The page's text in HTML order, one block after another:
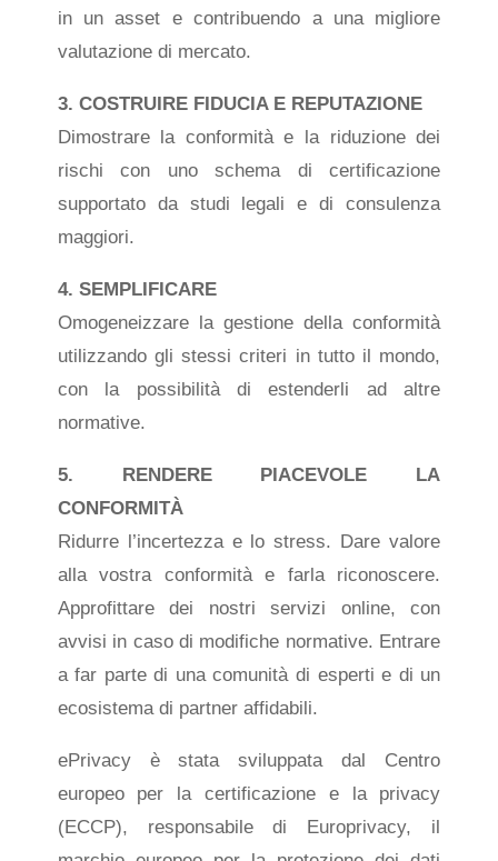
in un asset e contribuendo a una migliore
valutazione di mercato.
3. COSTRUIRE FIDUCIA E REPUTAZIONE
Dimostrare la conformità e la riduzione dei
rischi con uno schema di certificazione
supportato da studi legali e di consulenza
maggiori.
4. SEMPLIFICARE
Omogeneizzare la gestione della conformità
utilizzando gli stessi criteri in tutto il mondo,
con la possibilità di estenderli ad altre
normative.
5. RENDERE PIACEVOLE LA
CONFORMITÀ
Ridurre l’incertezza e lo stress. Dare valore
alla vostra conformità e farla riconoscere.
Approfittare dei nostri servizi online, con
avvisi in caso di modifiche normative. Entrare
a far parte di una comunità di esperti e di un
ecosistema di partner affidabili.
ePrivacy è stata sviluppata dal Centro
europeo per la certificazione e la privacy
(ECCP), responsabile di Europrivacy, il